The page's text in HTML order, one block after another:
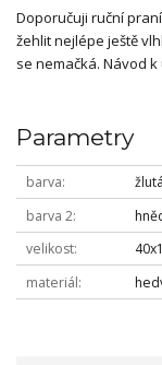
Doporučuji ruční
žehlit nejlépe ještě
se nemačká. Návod
Parametry
barva
žlutá
barva 2
velikost
materiál